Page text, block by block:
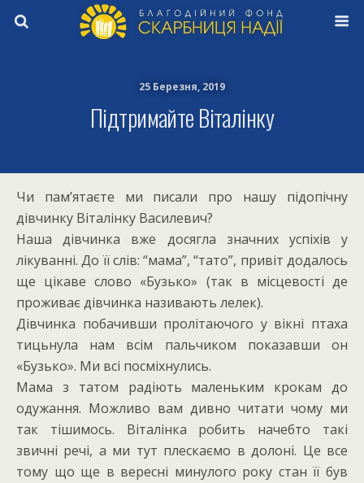
25 Березня, 2019
Підтримайте Віталінку
Чи пам’ятаєте ми писали про нашу підопічну
дівчинку Віталінку Василевич?
Наша дівчинка вже досягла значних успіхів у
лікуванні. До її слів: “мама”, “тато”, привіт додалось
ще цікаве слово «Бузько» (так в місцевості де
проживає дівчинка називають лелек).
Дівчинка побачивши пролітаючого у вікні птаха
тицьнула нам всім пальчиком показавши он
«Бузько». Ми всі посміхнулись.
Мама з татом радіють маленьким крокам до
одужання. Можливо вам дивно читати чому ми
так тішимось. Віталінка робить начебто такі
звичні речі, а ми тут плескаємо в долоні. Це все
тому що ще в вересні минулого року стан її був